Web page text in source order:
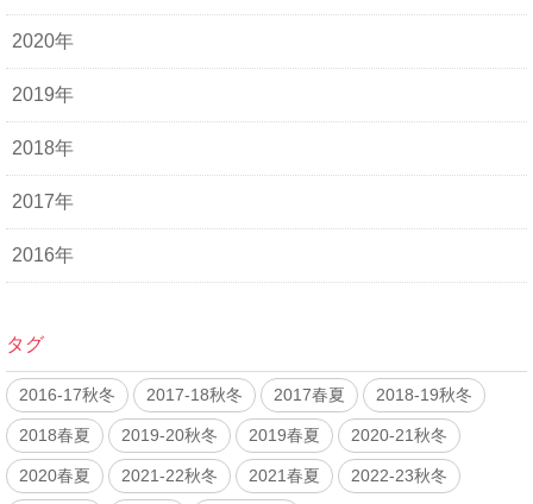
2020年
2019年
2018年
2017年
2016年
タグ
2016-17秋冬 2017-18秋冬 2017春夏 2018-19秋冬
2018春夏 2019-20秋冬 2019春夏 2020-21秋冬
2020春夏 2021-22秋冬 2021春夏 2022-23秋冬